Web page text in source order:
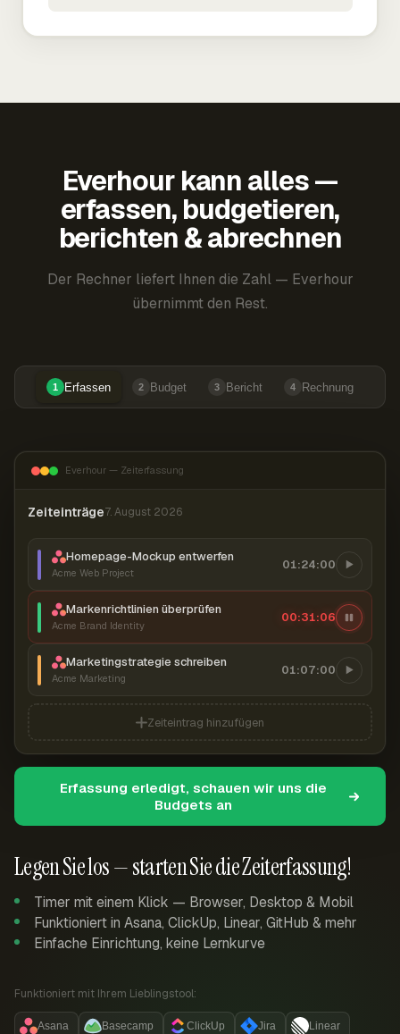
Everhour kann alles —
erfassen, budgetieren,
berichten & abrechnen
Der Rechner liefert Ihnen die Zahl — Everhour
übernimmt den Rest.
1 Erfassen 2 Budget 3 Bericht 4 Rechnung
Legen Sie los — starten Sie die Zeiterfassung!
Timer mit einem Klick — Browser, Desktop & Mobil
Funktioniert in Asana, ClickUp, Linear, GitHub & mehr
Einfache Einrichtung, keine Lernkurve
Funktioniert mit Ihrem Lieblingstool:
Asana Basecamp ClickUp Jira Linear
Everhour — Zeiterfassung
Zeiteinträge7. August 2026
Homepage-Mockup entwerfen
Acme Web Project
01:24:00
Markenrichtlinien überprüfen
Acme Brand Identity
00:31:07
Marketingstrategie schreiben
Acme Marketing
01:07:00
Zeiteintrag hinzufügen
Erfassung erledigt, schauen wir uns die
Budgets an